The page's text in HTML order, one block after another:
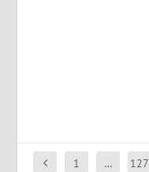
1 … 127